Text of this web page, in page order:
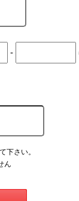
-
下さい。
ん